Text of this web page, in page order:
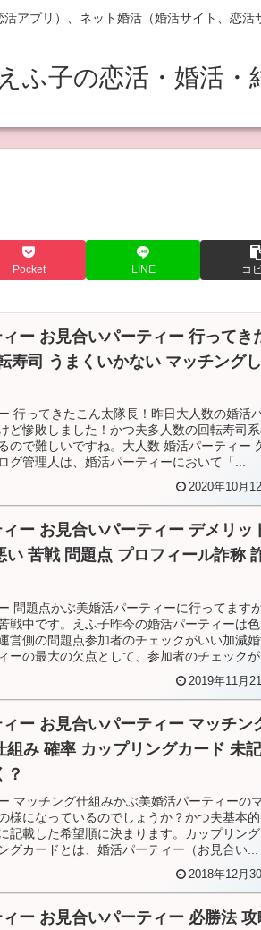
アプリ）、ネット婚活（婚活サイト、恋
ふ子の恋活・婚活・
Pocket LINE コ
ー お見合いパーティー 行ってき
寿司 うまくいかない マッチング
行ってきたこん太隊長！昨日大人数の婚活
ど惨敗しました！かつ夫多人数の回転寿司
ので難しいですね。大人数 婚活パーティー
グ管理人は、婚活パーティーにおいて「...
2020年10月
ー お見合いパーティー デメリッ
い 苦戦 問題点 プロフィール詐称
問題点かぶ美婚活パーティーに行ってます
戦中です。えふ子昨今の婚活パーティーは
営側の問題点参加者のチェックがいい加減
ーの最大の欠点として、参加者のチェックが
2019年11月
ー お見合いパーティー マッチン
み 確率 カップリングカード 未記入
？
マッチング仕組みかぶ美婚活パーティーの
様になっているのでしょうか？かつ夫基本
記載した希望順に決まります。カップリン
グカードとは、婚活パーティー（お見合い...
2018年12月
ー お見合いパーティー 必勝法 攻